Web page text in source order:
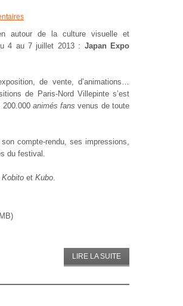
autour de la culture visuelle et
4 au 7 juillet 2013 : Japan Expo
de vente, d’animations…
de Paris-Nord Villepinte s’est
200.000 animés fans venus de toute
compte-rendu, ses impressions,
du festival.
Kobito et Kubo.
LIRE LA SUITE